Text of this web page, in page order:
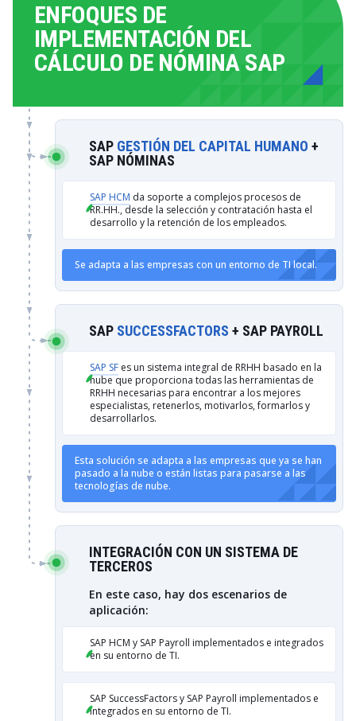
ENFOQUES DE
IMPLEMENTACIÓN DEL
CÁLCULO DE NÓMINA SAP
SAP GESTIÓN DEL CAPITAL HUMANO +
SAP NÓMINAS
SAP HCM da soporte a complejos procesos de
RR.HH., desde la selección y contratación hasta el
desarrollo y la retención de los empleados.
Se adapta a las empresas con un entorno de TI local.
SAP SUCCESSFACTORS + SAP PAYROLL
SAP SF es un sistema integral de RRHH basado en la
nube que proporciona todas las herramientas de
RRHH necesarias para encontrar a los mejores
especialistas, retenerlos, motivarlos, formarlos y
desarrollarlos.
Esta solución se adapta a las empresas que ya se han
pasado a la nube o están listas para pasarse a las
tecnologías de nube.
INTEGRACIÓN CON UN SISTEMA DE
TERCEROS
En este caso, hay dos escenarios de
aplicación:
SAP HCM y SAP Payroll implementados e integrados
en su entorno de TI.
SAP SuccessFactors y SAP Payroll implementados e
integrados en su entorno de TI.